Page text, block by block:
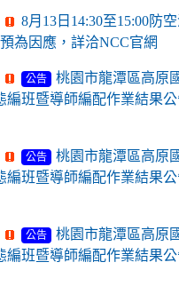
8月13日14:30至15:00防
為因應，詳洽NCC官網
公告
桃園市龍潭區高原
編班暨導師編配作業結果
公告
桃園市龍潭區高原
編班暨導師編配作業結果
公告
桃園市龍潭區高原
編班暨導師編配作業結果